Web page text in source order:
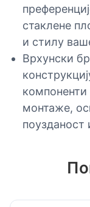
стаклене
и стилу
Врхунски
компоненти
монтаже,
поузданост